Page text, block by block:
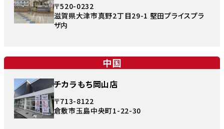
〒520-0232
滋賀県大津市真野2丁目29-1 堅田プライスプラ
ザ内
中国
チカラもち岡山店
〒713-8122
倉敷市玉島中央町1-22-30